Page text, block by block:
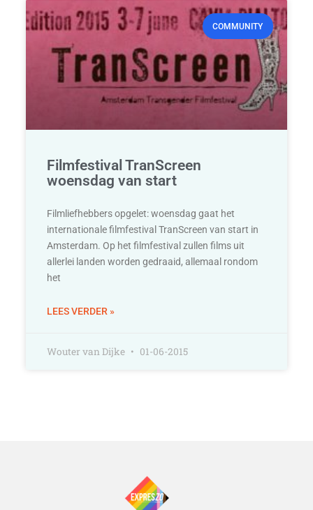
COMMUNITY
Filmfestival TranScreen
woensdag van start
Filmliefhebbers opgelet: woensdag gaat het
internationale filmfestival TranScreen van start in
Amsterdam. Op het filmfestival zullen films uit
allerlei landen worden gedraaid, allemaal rondom
het
LEES VERDER »
Wouter van Dijke 01-06-2015